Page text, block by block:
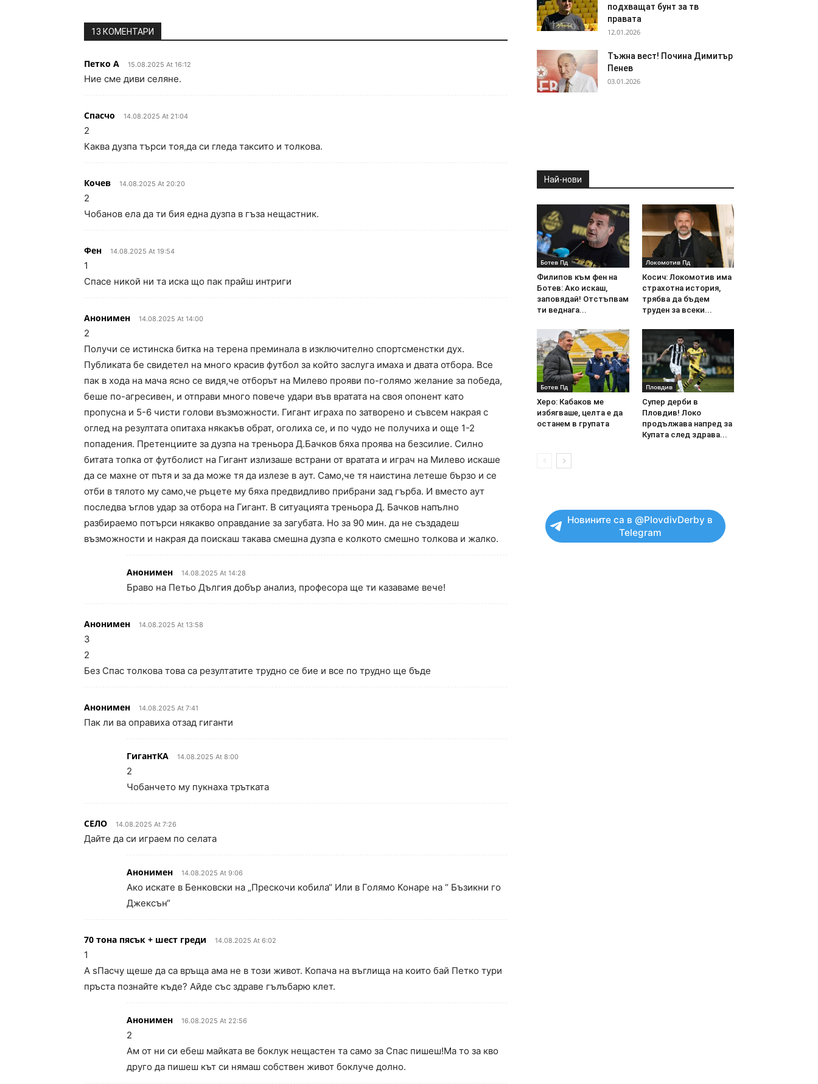
13 КОМЕНТАРИ
Петко А 15.08.2025 At 16:12
Ние сме диви селяне.
Спасчо 14.08.2025 At 21:04
2
Каква дузпа търси тоя,да си гледа таксито и толкова.
Кочев 14.08.2025 At 20:20
2
Чобанов ела да ти бия една дузпа в гъза нещастник.
Фен 14.08.2025 At 19:54
1
Спасе никой ни та иска що пак прайш интриги
Анонимен 14.08.2025 At 14:00
2
Получи се истинска битка на терена преминала в изключително спортсменстки дух.
Публиката бе свидетел на много красив футбол за който заслуга имаха и двата отбора. Все
пак в хода на мача ясно се видя,че отборът на Милево прояви по-голямо желание за победа,
беше по-агресивен, и отправи много повече удари във вратата на своя опонент като
пропусна и 5-6 чисти голови възможности. Гигант играха по затворено и съвсем накрая с
оглед на резултата опитаха някакъв обрат, оголиха се, и по чудо не получиха и още 1-2
попадения. Претенциите за дузпа на треньора Д.Бачков бяха проява на безсилие. Силно
битата топка от футболист на Гигант излизаше встрани от вратата и играч на Милево искаше
да се махне от пътя и за да може тя да излезе в аут. Само,че тя наистина летеше бързо и се
отби в тялото му само,че ръцете му бяха предвидливо прибрани зад гърба. И вместо аут
последва ъглов удар за отбора на Гигант. В ситуацията треньора Д. Бачков напълно
разбираемо потърси някакво оправдание за загубата. Но за 90 мин. да не създадеш
възможности и накрая да поискаш такава смешна дузпа е колкото смешно толкова и жалко.
Анонимен 14.08.2025 At 14:28
Браво на Петьо Дългия добър анализ, професора ще ти казаваме вече!
Анонимен 14.08.2025 At 13:58
3
2
Без Спас толкова това са резултатите трудно се бие и все по трудно ще бъде
Анонимен 14.08.2025 At 7:41
Пак ли ва оправиха отзад гиганти
ГигантКА 14.08.2025 At 8:00
2
Чобанчето му пукнаха трътката
СЕЛО 14.08.2025 At 7:26
Дайте да си играем по селата
Анонимен 14.08.2025 At 9:06
Ако искате в Бенковски на „Прескочи кобила“ Или в Голямо Конаре на “ Бъзикни го
Джексън“
70 тона пясък + шест греди 14.08.2025 At 6:02
1
А sПасчу щеше да са връща ама не в този живот. Копача на въглища на които бай Петко тури
пръста познайте къде? Айде със здраве гълъбарю клет.
Анонимен 16.08.2025 At 22:56
2
Ам от ни си ебеш майката ве боклук нещастен та само за Спас пишеш!Ма то за кво
друго да пишеш кът си нямаш собствен живот боклуче долно.
подхващат бунт за тв
правата
12.01.2026
Тъжна вест! Почина Димитър
Пенев
03.01.2026
Най-нови
Ботев Пд
Филипов към фен на
Ботев: Ако искаш,
заповядай! Отстъпвам
ти веднага...
Локомотив Пд
Косич: Локомотив има
страхотна история,
трябва да бъдем
труден за всеки...
Ботев Пд
Херо: Кабаков ме
избягваше, целта е да
останем в групата
Пловдив
Супер дерби в
Пловдив! Локо
продължава напред за
Купата след здрава...
Новините са в @PlovdivDerby в
Telegram